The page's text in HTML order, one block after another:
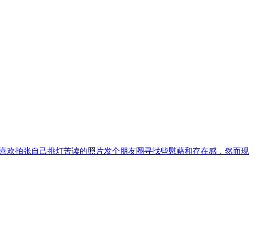
拍张自己挑灯苦读的照片发个朋友圈寻找些慰藉和存在感，然而现